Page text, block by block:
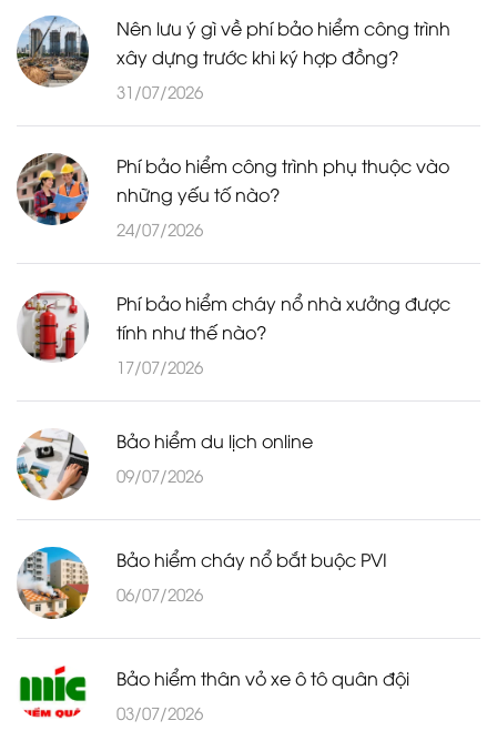
Nên lưu ý gì về phí bảo hiểm công trình
xây dựng trước khi ký hợp đồng?
31/07/2026
Phí bảo hiểm công trình phụ thuộc vào
những yếu tố nào?
24/07/2026
Phí bảo hiểm cháy nổ nhà xưởng được
tính như thế nào?
17/07/2026
Bảo hiểm du lịch online
09/07/2026
Bảo hiểm cháy nổ bắt buộc PVI
06/07/2026
Bảo hiểm thân vỏ xe ô tô quân đội
03/07/2026